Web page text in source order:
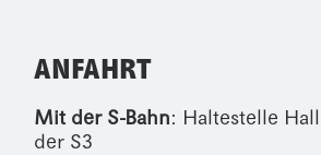
ANFAHRT
Mit der S-Bahn: Haltestelle
der S3